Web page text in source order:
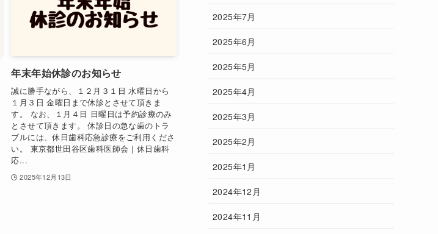
年末年始休診のお知らせ
誠に勝手ながら、１２月３１日 水曜日から
１月３日 金曜日まで休診とさせて頂きま
す。 なお、１月４日 日曜日は予約診療のみ
とさせて頂きます。 休診日の急な歯のトラ
ブルには、休日歯科応急診療をご利用くださ
い。 東京都世田谷区歯科医師会｜休日歯科
応...
2025年12月13日
2025年7月
2025年6月
2025年5月
2025年4月
2025年3月
2025年2月
2025年1月
2024年12月
2024年11月